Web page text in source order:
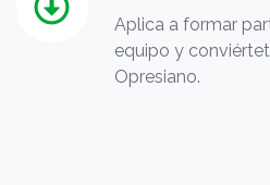
Aplica a formar
equipo y
Opresiano.
ya